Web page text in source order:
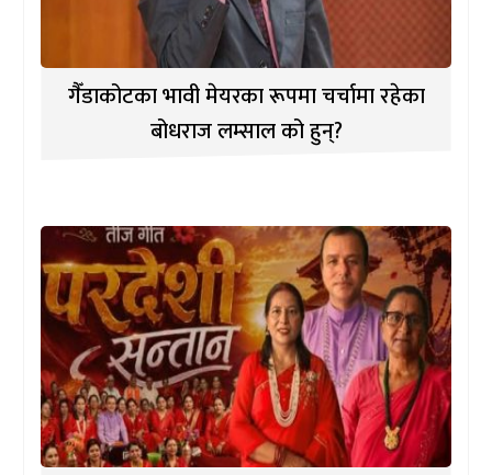
गैँडाकोटका भावी मेयरका रूपमा चर्चामा रहेका
बोधराज लम्साल को हुन्?